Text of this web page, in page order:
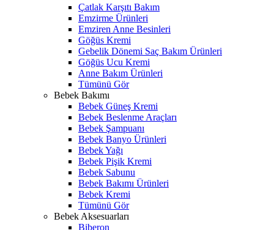
Çatlak Karşıtı Bakım
Emzirme Ürünleri
Emziren Anne Besinleri
Göğüs Kremi
Gebelik Dönemi Saç Bakım Ürünleri
Göğüs Ucu Kremi
Anne Bakım Ürünleri
Tümünü Gör
Bebek Bakımı
Bebek Güneş Kremi
Bebek Beslenme Araçları
Bebek Şampuanı
Bebek Banyo Ürünleri
Bebek Yağı
Bebek Pişik Kremi
Bebek Sabunu
Bebek Bakımı Ürünleri
Bebek Kremi
Tümünü Gör
Bebek Aksesuarları
Biberon